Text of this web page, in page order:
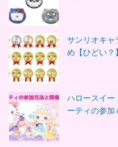
サンリオキャ
め【ひどい？
ハロースイー
ーティの参加